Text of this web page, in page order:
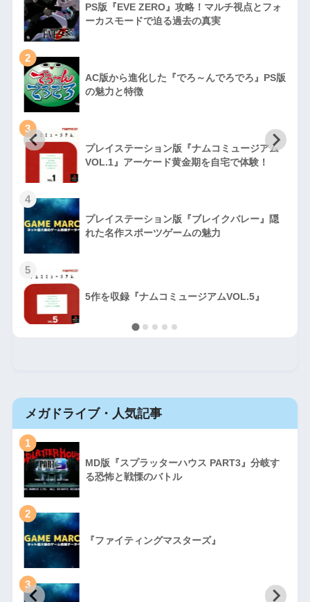
PS版『EVE ZERO』攻略！マルチ視点とフォ
ーカスモードで迫る過去の真実
2
AC版から進化した『でろ～んでろでろ』PS版
の魅力と特徴
3
プレイステーション版『ナムコミュージアム
VOL.1』アーケード黄金期を自宅で体験！
4
プレイステーション版『ブレイクバレー』隠
れた名作スポーツゲームの魅力
5
5作を収録『ナムコミュージアムVOL.5』
メガドライブ・人気記事
1
MD版『スプラッターハウス PART3』分岐す
る恐怖と戦慄のバトル
2
『ファイティングマスターズ』
3